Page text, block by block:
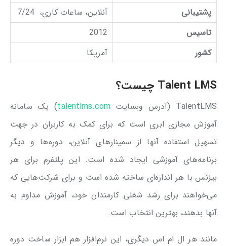
پشتیبانی
آنلاین، ساعات کاری، 7/24
تاسیس
2012
کشور
آمریکا
Talent LMS چیست؟
TalentLMS (آدرس وبسایت talentlms.com) یک سامانه
آموزش مجازی ابری است که برای کمک به کاربران در جهت
تسهیل استفاده آنها از سمینارهای آنلاین، دوره‌ها و دیگر
برنامه‌های آموزشی ایجاد شده است. این پلتفرم برای هر
بیزنس با هر اندازه‌ای ساخته شده است و برای شرکت‌هایی که
می‌خواهند برای رشد شغلی کارمندان خود، آموزش مداوم به
آنها بدهند، بهترین انتخاب است.
مانند هر ال ام اس دیگری، این نرم‌افزار هم ابزار ساخت دوره